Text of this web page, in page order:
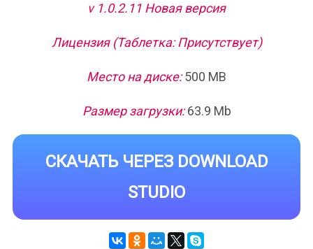
v 1.0.2.11 Новая версия
Лицензия (Таблетка: Присутствует)
Место на диске:500 MB
Размер загрузки:63.9 Mb
СКАЧАТЬ ЧЕРЕЗ DOWNLOAD
STUDIO